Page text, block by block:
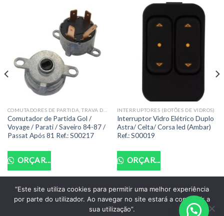
Comutador de Partida Gol /
Voyage / Parati / Saveiro 84-87 /
Passat Após 81 Ref.: S00217
ORÇAR...
INTERRUPTORES (BOTÕES DE VIDROS)
Interruptor Vidro Elétrico Duplo
Astra/ Celta/ Corsa led (Ambar)
Ref.: S00019
ORÇAR...
POLITICA DE PRIVACIDADE TERMOS DE USO
“Este site utiliza cookies para permitir uma melhor experiência
por parte do utilizador. Ao navegar no site estará a consentir a
sua utilização”.